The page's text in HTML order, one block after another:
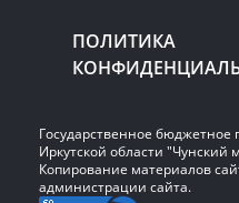
ПОЛИТИКА
Государственное
Иркутской области
Копирование материалов
администрации сайта.